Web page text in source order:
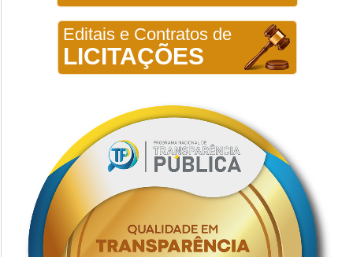
Editais e Contratos de
LICITAÇÕES